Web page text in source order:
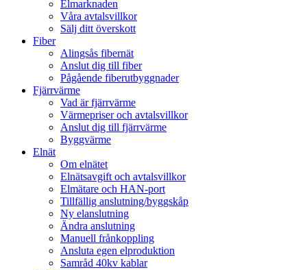
Elmarknaden
Våra avtalsvillkor
Sälj ditt överskott
Fiber
Alingsås fibernät
Anslut dig till fiber
Pågående fiberutbyggnader
Fjärrvärme
Vad är fjärrvärme
Värmepriser och avtalsvillkor
Anslut dig till fjärrvärme
Byggvärme
Elnät
Om elnätet
Elnätsavgift och avtalsvillkor
Elmätare och HAN-port
Tillfällig anslutning/byggskåp
Ny elanslutning
Ändra anslutning
Manuell frånkoppling
Ansluta egen elproduktion
Samråd 40kv kablar